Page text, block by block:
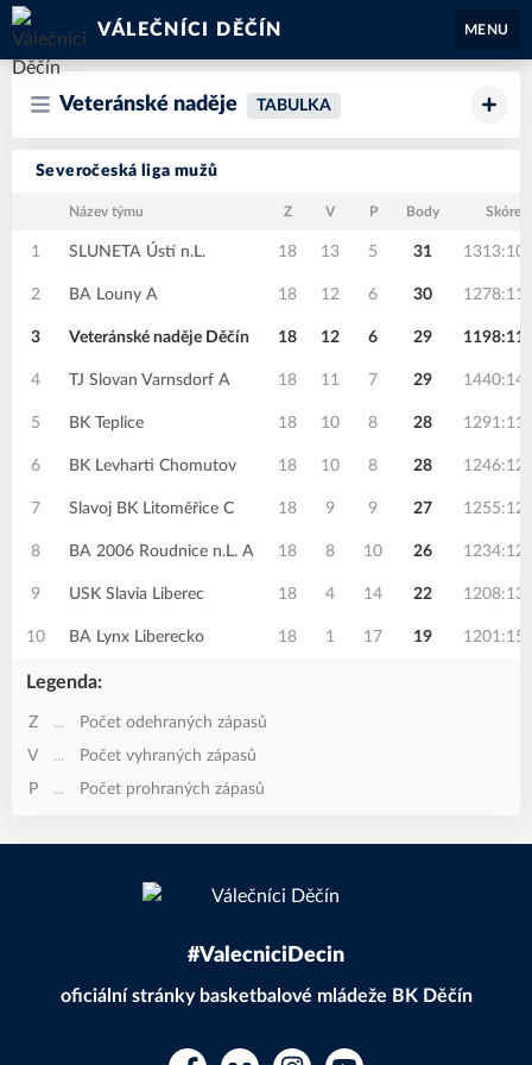
VÁLEČNÍCI DĚČÍN MENU
Veteránské naděje TABULKA
Severočeská liga mužů
Název týmu Z V P Body Skóre
1 SLUNETA Ústí n.L. 18 13 5 31
2 BA Louny A 18 12 6 30
3 Veteránské naděje Děčín 18 12 6 29
4 TJ Slovan Varnsdorf A 18 11 7 29
5 BK Teplice 18 10 8 28
6 BK Levharti Chomutov 18 10 8 28
7 Slavoj BK Litoměřice C 18 9 9 27
8 BA 2006 Roudnice n.L. A 18 8 10 26
9 USK Slavia Liberec 18 4 14 22
10 BA Lynx Liberecko 18 1 17 19
Legenda:
Z ...
Počet odehraných zápasů
V
...
Počet vyhraných zápasů
P
... Počet prohraných zápasů
#ValecniciDecin
oficiální stránky basketbalové mládeže BK Děčín